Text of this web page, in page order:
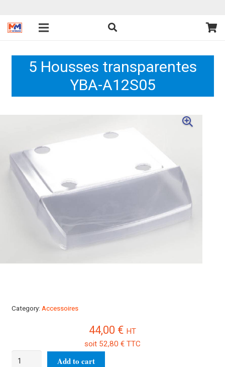
5 Housses transparentes
YBA-A12S05
Category: Accessoires
44,00 € HT
soit 52,80 € TTC
Add to cart